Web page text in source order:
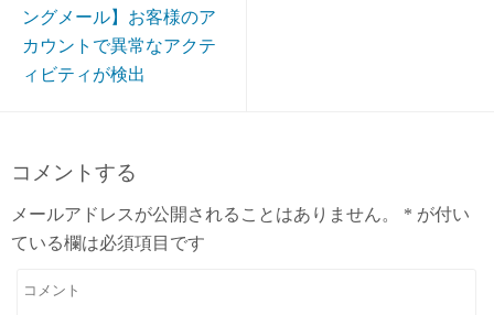
ングメール】お客様のア
カウントで異常なアクテ
ィビティが検出
コメントする
メールアドレスが公開されることはありません。 * が付い
ている欄は必須項目です